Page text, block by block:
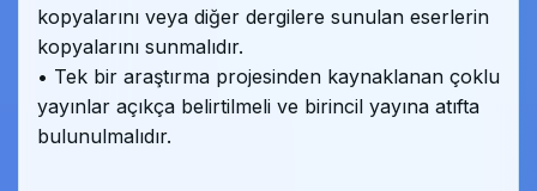
kopyalarını veya diğer dergilere sunulan eserlerin
kopyalarını sunmalıdır.
• Tek bir araştırma projesinden kaynaklanan çoklu
yayınlar açıkça belirtilmeli ve birincil yayına atıfta
bulunulmalıdır.